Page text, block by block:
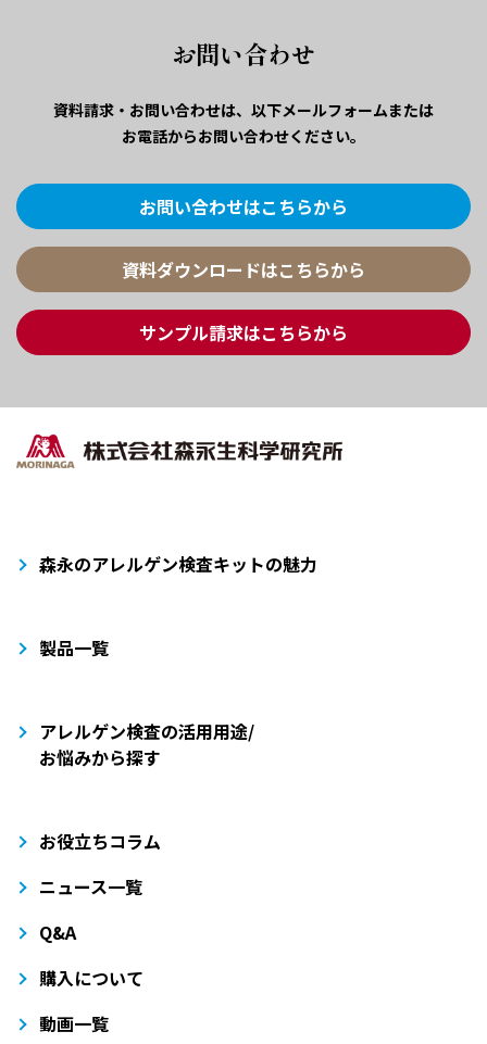
お問い合わせ
資料請求・お問い合わせは、 以下メールフォームまたは
お電話からお問い合わせください。
お問い合わせはこちらから
資料ダウンロードはこちらから
サンプル請求はこちらから
森永のアレルゲン検査キットの魅力
製品一覧
アレルゲン検査の活用用途/
お悩みから探す
お役立ちコラム
ニュース一覧
Q&A
購入について
動画一覧